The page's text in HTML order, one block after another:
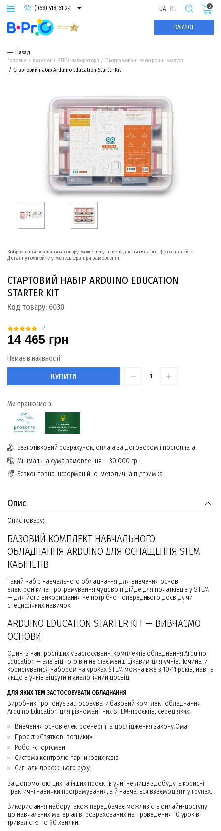
(068) 418-61-24
(093) 974-66-94
(095) 987-29-55
UA RU
КАТАЛОГ
0
Назад
Головна
Каталог STEM-лабораторії
Програмовані електронні модулі
Стартовий набір Arduino Education Starter Kit
Зображення реального товару може несуттєво відрізнятися від фото на сайті.
Деталі уточнюйте у менеджера при замовленні.
СТАРТОВИЙ НАБІР ARDUINO EDUCATION
STARTER KIT
Код товару: 6030
2
14 465 грн
Немає в наявності
КУПИТИ
Ми працюємо з:
Безготівковий розрахунок, оплата за договором і постоплата
Мінімальна сума замовлення — 30 000 грн
Безкоштовна інформаційно-методична підтримка
Опис
Опис товару:
БАЗОВИЙ КОМПЛЕКТ НАВЧАЛЬНОГО
ОБЛАДНАННЯ ARDUINO ДЛЯ ОСНАЩЕННЯ STEM
КАБІНЕТІВ
Такий набір навчального обладнання для вивчення основ
електроніки та програмування чудово підійде для початківців у STEM
— для його використання не потрібно попереднього досвіду чи
специфічних навичок.
ARDUINO EDUCATION STARTER KIT — ВИВЧАЄМО
ОСНОВИ
Один із найпростіших у застосуванні комплектів обладнання Arduino
Education — але від того він не стає менш цікавим для учнів.Починати
користуватися набором на уроках STEM можна вже з 10-11 років, навіть
якщо в учнів відсутній аналогічний досвід.
ДЛЯ ЯКИХ ТЕМ ЗАСТОСОВУВАТИ ОБЛАДНАННЯ
Виробник пропонує застосовувати базовий комплект обладнання
Arduino Education для різноманітних STEM-проєктів, серед яких:
Вивчення основ електроенергії та дослідження закону Ома
Проєкт «Святкові вогники»
Робот-спортсмен
Система контролю парникових газів
Сигнали дорожнього руху
За допомогою цих та інших проєктів учні не лише здобудуть корисні
практичні навички програмування, а й навчаться взаємодіяти у групах.
Використання набору також передбачає можливість онлайн-доступу
до навчальних матеріалів, розрахованих на проведення 10 уроків
тривалістю по 90 хвилин.